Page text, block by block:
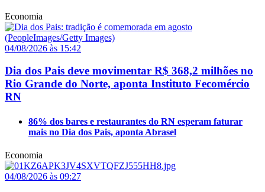
Economia
04/08/2026 às 15:42
Dia dos Pais deve movimentar R$ 368,2 milhões no
Rio Grande do Norte, aponta Instituto Fecomércio
RN
86% dos bares e restaurantes do RN esperam faturar
mais no Dia dos Pais, aponta Abrasel
Economia
04/08/2026 às 09:27